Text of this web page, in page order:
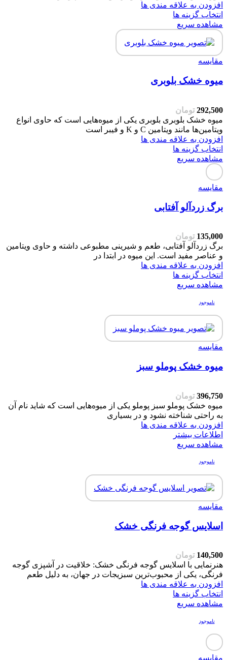
افزودن به علاقه مندی ها
انتخاب گزینه ها
مشاهده سریع
مقایسه
میوه خشک بلوبری
292,500 تومان
میوه خشک بلوبری بلوبری یکی از میوه‌هایی است که حاوی انواع
ویتامین‌ها مانند ویتامین C و K و فیبر است
افزودن به علاقه مندی ها
انتخاب گزینه ها
مشاهده سریع
مقایسه
برگ زردآلو آفتابی
135,000 تومان
برگ زردآلو آفتابی، طعم و شیرینی مطبوعی داشته و حاوی ویتامین
و عناصر مفید است. این میوه در ابتدا در
افزودن به علاقه مندی ها
انتخاب گزینه ها
مشاهده سریع
ناموجود
مقایسه
میوه خشک پوملو سبز
396,750 تومان
میوه خشک پوملو سبز پوملو یکی از میوه‌هایی است که شاید نام آن
به راحتی شناخته نشود و در بسیاری
افزودن به علاقه مندی ها
اطلاعات بیشتر
مشاهده سریع
ناموجود
مقایسه
اسلایس گوجه فرنگی خشک
140,500 تومان
هنرنمایی با اسلایس گوجه فرنگی خشک: خلاقیت در آشپزی گوجه‌
فرنگی، یکی از محبوب‌ترین سبزیجات در جهان، به دلیل طعم
افزودن به علاقه مندی ها
انتخاب گزینه ها
مشاهده سریع
ناموجود
مقایسه